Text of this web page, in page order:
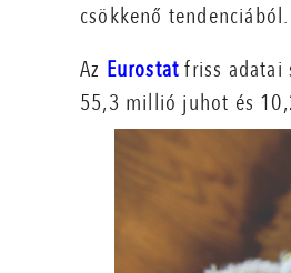
csökkenő tendenciából.
Az Eurostatfriss adatai
55,3 millió juhot és